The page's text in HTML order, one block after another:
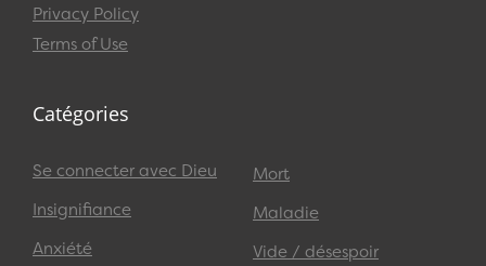
Privacy Policy
Terms of Use
Catégories
Se connecter avec Dieu
Insignifiance
Anxiété
Mort
Maladie
Vide / désespoir